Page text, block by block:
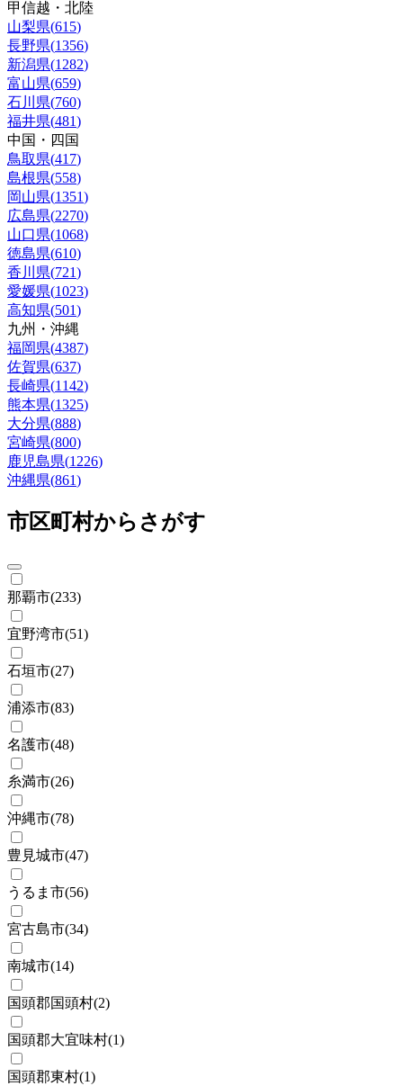
甲信越・北陸
山梨県(615)
長野県(1356)
新潟県(1282)
富山県(659)
石川県(760)
福井県(481)
中国・四国
鳥取県(417)
島根県(558)
岡山県(1351)
広島県(2270)
山口県(1068)
徳島県(610)
香川県(721)
愛媛県(1023)
高知県(501)
九州・沖縄
福岡県(4387)
佐賀県(637)
長崎県(1142)
熊本県(1325)
大分県(888)
宮崎県(800)
鹿児島県(1226)
沖縄県(861)
市区町村からさがす
那覇市(233)
宜野湾市(51)
石垣市(27)
浦添市(83)
名護市(48)
糸満市(26)
沖縄市(78)
豊見城市(47)
うるま市(56)
宮古島市(34)
南城市(14)
国頭郡国頭村(2)
国頭郡大宜味村(1)
国頭郡東村(1)